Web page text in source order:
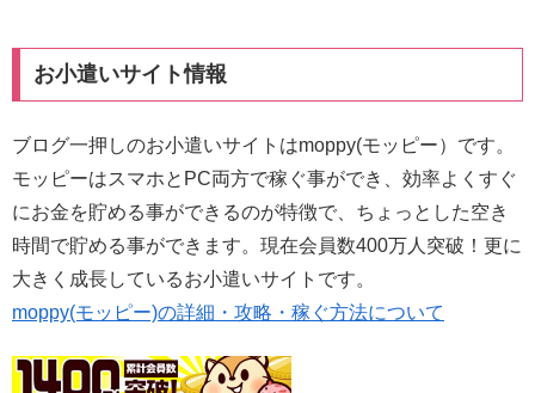
お小遣いサイト情報
ブログ一押しのお小遣いサイトはmoppy(モッピー）です。
モッピーはスマホとPC両方で稼ぐ事ができ、効率よくすぐ
にお金を貯める事ができるのが特徴で、ちょっとした空き
時間で貯める事ができます。現在会員数400万人突破！更に
大きく成長しているお小遣いサイトです。
moppy(モッピー)の詳細・攻略・稼ぐ方法について